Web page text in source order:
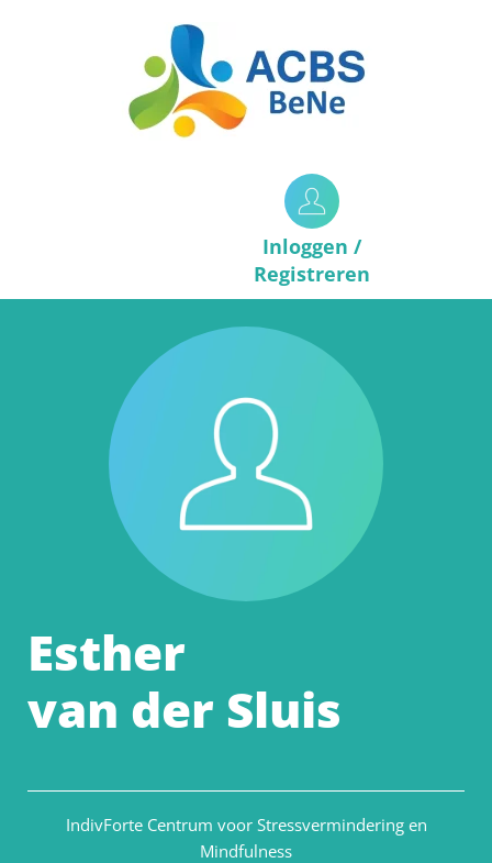
Inloggen /
Registreren
Esther
van der Sluis
IndivForte Centrum voor Stressvermindering en
Mindfulness